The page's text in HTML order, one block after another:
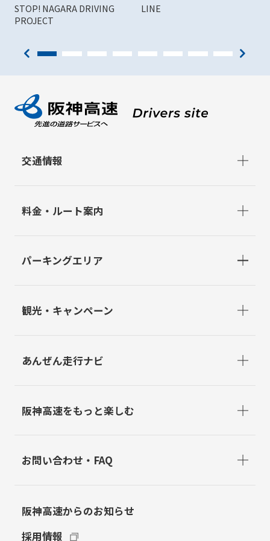
STOP! NAGARA DRIVING
PROJECT
LINE
交通情報
料金・ルート案内
パーキングエリア
観光・キャンペーン
あんぜん走行ナビ
阪神高速をもっと楽しむ
お問い合わせ・FAQ
阪神高速からのお知らせ
採用情報